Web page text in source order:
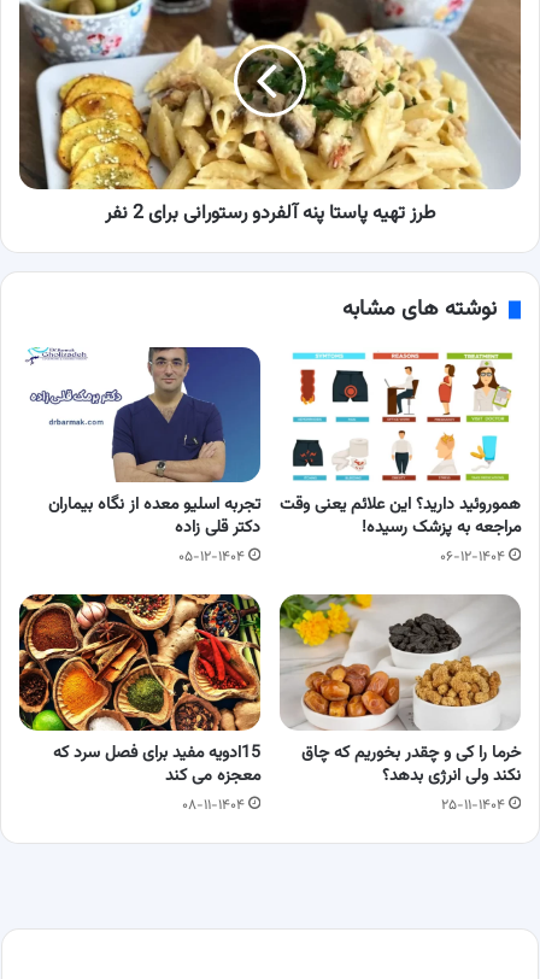
پاستا
آلفردو
رستورانی
برای
نفر
طرز تهیه پاستا پنه آلفردو رستورانی برای 2 نفر
نوشته های مشابه
هموروئید دارید؟ این علائم یعنی وقت
مراجعه به پزشک رسیده!
۰۶-۱۲-۱۴۰۴
تجربه اسلیو معده از نگاه بیماران
دکتر قلی زاده
۰۵-۱۲-۱۴۰۴
خرما را کی و چقدر بخوریم که چاق
نکند ولی انرژی بدهد؟
۲۵-۱۱-۱۴۰۴
15ادویه مفید برای فصل سرد که
معجزه می کند
۰۸-۱۱-۱۴۰۴